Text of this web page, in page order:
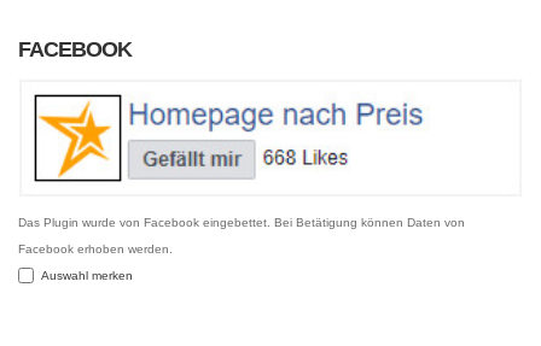
FACEBOOK
Das Plugin wurde von Facebook eingebettet. Bei Betätigung können Daten von
Facebook erhoben werden.
Auswahl merken